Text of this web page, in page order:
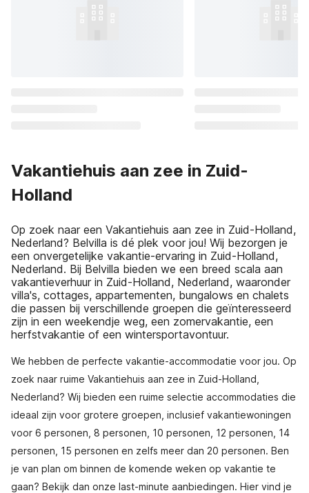
Vakantiehuis aan zee in Zuid-
Holland
Op zoek naar een Vakantiehuis aan zee in Zuid-Holland,
Nederland? Belvilla is dé plek voor jou! Wij bezorgen je
een onvergetelijke vakantie-ervaring in Zuid-Holland,
Nederland. Bij Belvilla bieden we een breed scala aan
vakantieverhuur in Zuid-Holland, Nederland, waaronder
villa's, cottages, appartementen, bungalows en chalets
die passen bij verschillende groepen die geïnteresseerd
zijn in een weekendje weg, een zomervakantie, een
herfstvakantie of een wintersportavontuur.
We hebben de perfecte vakantie-accommodatie voor jou. Op
zoek naar ruime Vakantiehuis aan zee in Zuid-Holland,
Nederland? Wij bieden een ruime selectie accommodaties die
ideaal zijn voor grotere groepen, inclusief vakantiewoningen
voor 6 personen, 8 personen, 10 personen, 12 personen, 14
personen, 15 personen en zelfs meer dan 20 personen. Ben
je van plan om binnen de komende weken op vakantie te
gaan? Bekijk dan onze last-minute aanbiedingen. Hier vind je